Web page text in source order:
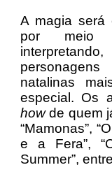
A magia será
por meio
natalinas
especial. Os
howde quem
“Mamonas”,
e a Fera”,
Summer”,